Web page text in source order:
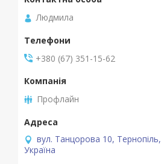
Людмила
+380 (67) 351-15-62
Профлайн
вул. Танцорова 10, Тернопіль,
Україна